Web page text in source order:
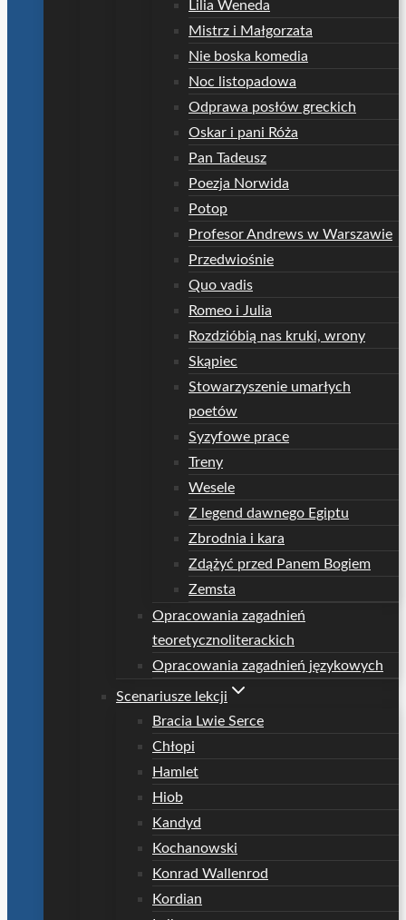
Lilia Weneda
Mistrz i Małgorzata
Nie boska komedia
Noc listopadowa
Odprawa posłów greckich
Oskar i pani Róża
Pan Tadeusz
Poezja Norwida
Potop
Profesor Andrews w Warszawie
Przedwiośnie
Quo vadis
Romeo i Julia
Rozdzióbią nas kruki, wrony
Skąpiec
Stowarzyszenie umarłych
poetów
Syzyfowe prace
Treny
Wesele
Z legend dawnego Egiptu
Zbrodnia i kara
Zdążyć przed Panem Bogiem
Zemsta
Opracowania zagadnień
teoretycznoliterackich
Opracowania zagadnień językowych
Scenariusze lekcji
Bracia Lwie Serce
Chłopi
Hamlet
Hiob
Kandyd
Kochanowski
Konrad Wallenrod
Kordian